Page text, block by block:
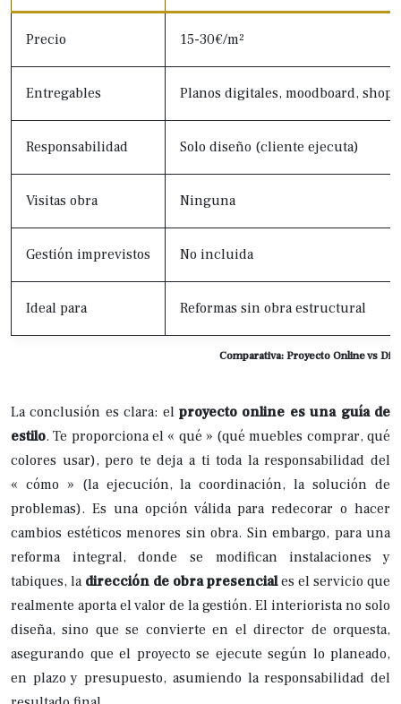
Comparativa: Proyecto Online vs
Precio 15-30€/m²
Entregables Planos digitales, moodboard,
Responsabilidad Solo diseño (cliente ejecuta)
Visitas obra Ninguna
Gestión imprevistos No incluida
Ideal para Reformas sin obra estructural
La conclusión es clara: el proyecto online es una guía de
estilo. Te proporciona el « qué » (qué muebles comprar, qué
colores usar), pero te deja a ti toda la responsabilidad del
« cómo » (la ejecución, la coordinación, la solución de
problemas). Es una opción válida para redecorar o hacer
cambios estéticos menores sin obra. Sin embargo, para una
reforma integral, donde se modifican instalaciones y
tabiques, la dirección de obra presenciales el servicio que
realmente aporta el valor de la gestión. El interiorista no solo
diseña, sino que se convierte en el director de orquesta,
asegurando que el proyecto se ejecute según lo planeado,
en plazo y presupuesto, asumiendo la responsabilidad del